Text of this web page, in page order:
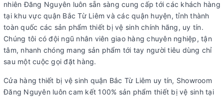
nhiên Đăng Nguyên luôn sẵn sàng cung cấp tới các khách hàng
tại khu vực quận Bắc Từ Liêm và các quận huyện, tỉnh thành
toàn quốc các sản phẩm thiết bị vệ sinh chính hãng, uy tín.
Chúng tôi có đội ngũ nhân viên giao hàng chuyên nghiệp, tận
tâm, nhanh chóng mang sản phẩm tới tay người tiêu dùng chỉ
sau một cuộc gọi đặt hàng.
Cửa hàng thiết bị vệ sinh quận Bắc Từ Liêm uy tín, Showroom
Đăng Nguyên luôn cam kết 100% sản phẩm thiết bị vệ sinh tại